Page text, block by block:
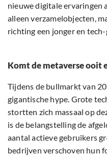
nieuwe digitale ervaringen
alleen verzamelobjecten,
richting een jonger en
Komt de metaverse ooit
Tijdens de bullmarkt van
gigantische hype. Grote
stortten zich massaal op
is de belangstelling de
aantal actieve gebruikers
bedrijven verschoven hun